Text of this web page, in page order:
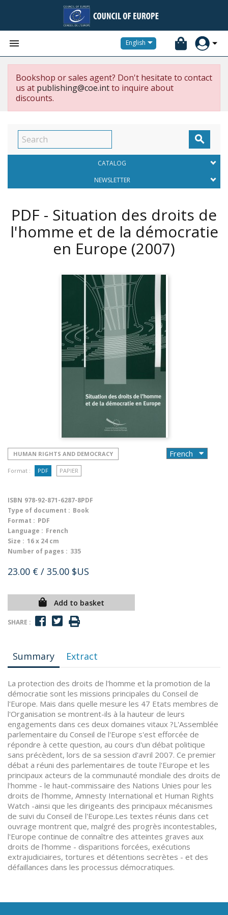
 English
Bookshop or sales agent? Don't hesitate to contact
us at publishing@coe.intto inquire about
discounts.

CATALOG
NEWSLETTER
PDF - Situation des droits de
l'homme et de la démocratie
en Europe (2007)
HUMAN RIGHTS AND DEMOCRACY
Format : PDF PAPIER
ISBN 978-92-871-6287-8PDF
Type of document : Book
Format : PDF
Language : French
Size : 16 x 24 cm
Number of pages : 335
23.00 € / 35.00 $US
Add to basket
SHARE :
Summary Extract
La protection des droits de l'homme et la promotion de la
démocratie sont les missions principales du Conseil de
l'Europe. Mais dans quelle mesure les 47 Etats membres de
l'Organisation se montrent-ils à la hauteur de leurs
engagements dans ces deux domaines vitaux ?L'Assemblée
parlementaire du Conseil de l'Europe s'est efforcée de
répondre à cette question, au cours d'un débat politique
sans précèdent, lors de sa session d'avril 2007. Ce premier
débat a réuni des parlementaires de toute l'Europe et les
principaux acteurs de la communauté mondiale des droits de
l'homme - le haut-commissaire des Nations Unies pour les
droits de l'homme, Amnesty International et Human Rights
Watch -ainsi que les dirigeants des principaux mécanismes
de suivi du Conseil de l'Europe.Les textes réunis dans cet
ouvrage montrent que, malgré des progrès incontestables,
l'Europe continue de connaître des atteintes graves aux
droits de l'homme - disparitions forcées, exécutions
extrajudiciaires, tortures et détentions secrètes - et des
défaillances dans les processus démocratiques.